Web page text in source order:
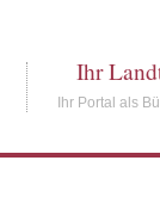
Ihr
Ihr Portal als